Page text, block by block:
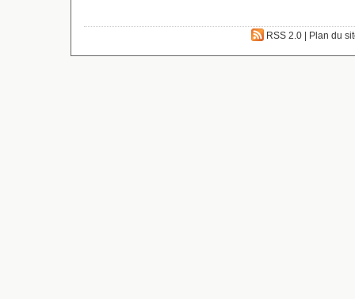
RSS 2.0 Plan du